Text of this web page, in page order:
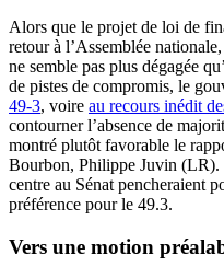
Alors que le projet de loi de
retour à l’Assemblée
ne semble pas plus dégagée
de pistes de compromis, le
49-3, voire au recours inédit
contourner l’absence de
montré plutôt favorable le
Bourbon, Philippe Juvin (LR).
centre au Sénat pencheraient
préférence pour le 49.3.
Vers une motion